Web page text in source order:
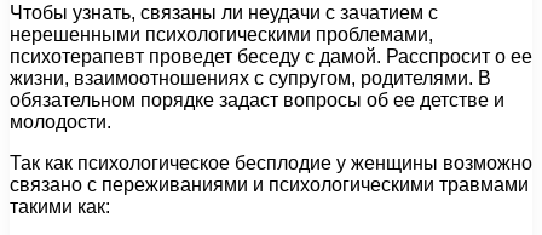
Чтобы узнать, связаны ли неудачи с зачатием с
нерешенными психологическими проблемами,
психотерапевт проведет беседу с дамой. Расспросит о ее
жизни, взаимоотношениях с супругом, родителями. В
обязательном порядке задаст вопросы об ее детстве и
молодости.
Так как психологическое бесплодие у женщины возможно
связано с переживаниями и психологическими травмами
такими как: